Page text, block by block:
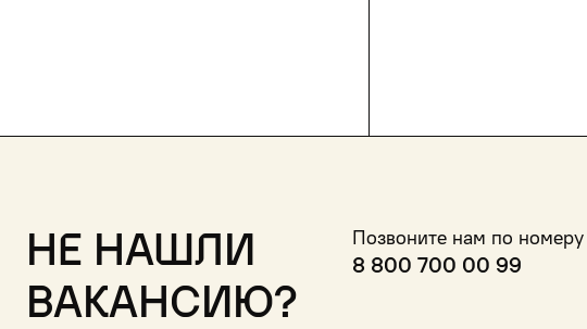
Не нашли
вакансию?
Позвоните нам по номеру
8 800 700 00 99